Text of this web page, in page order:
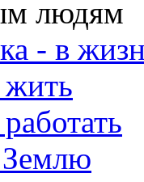
людям
- в
Землю